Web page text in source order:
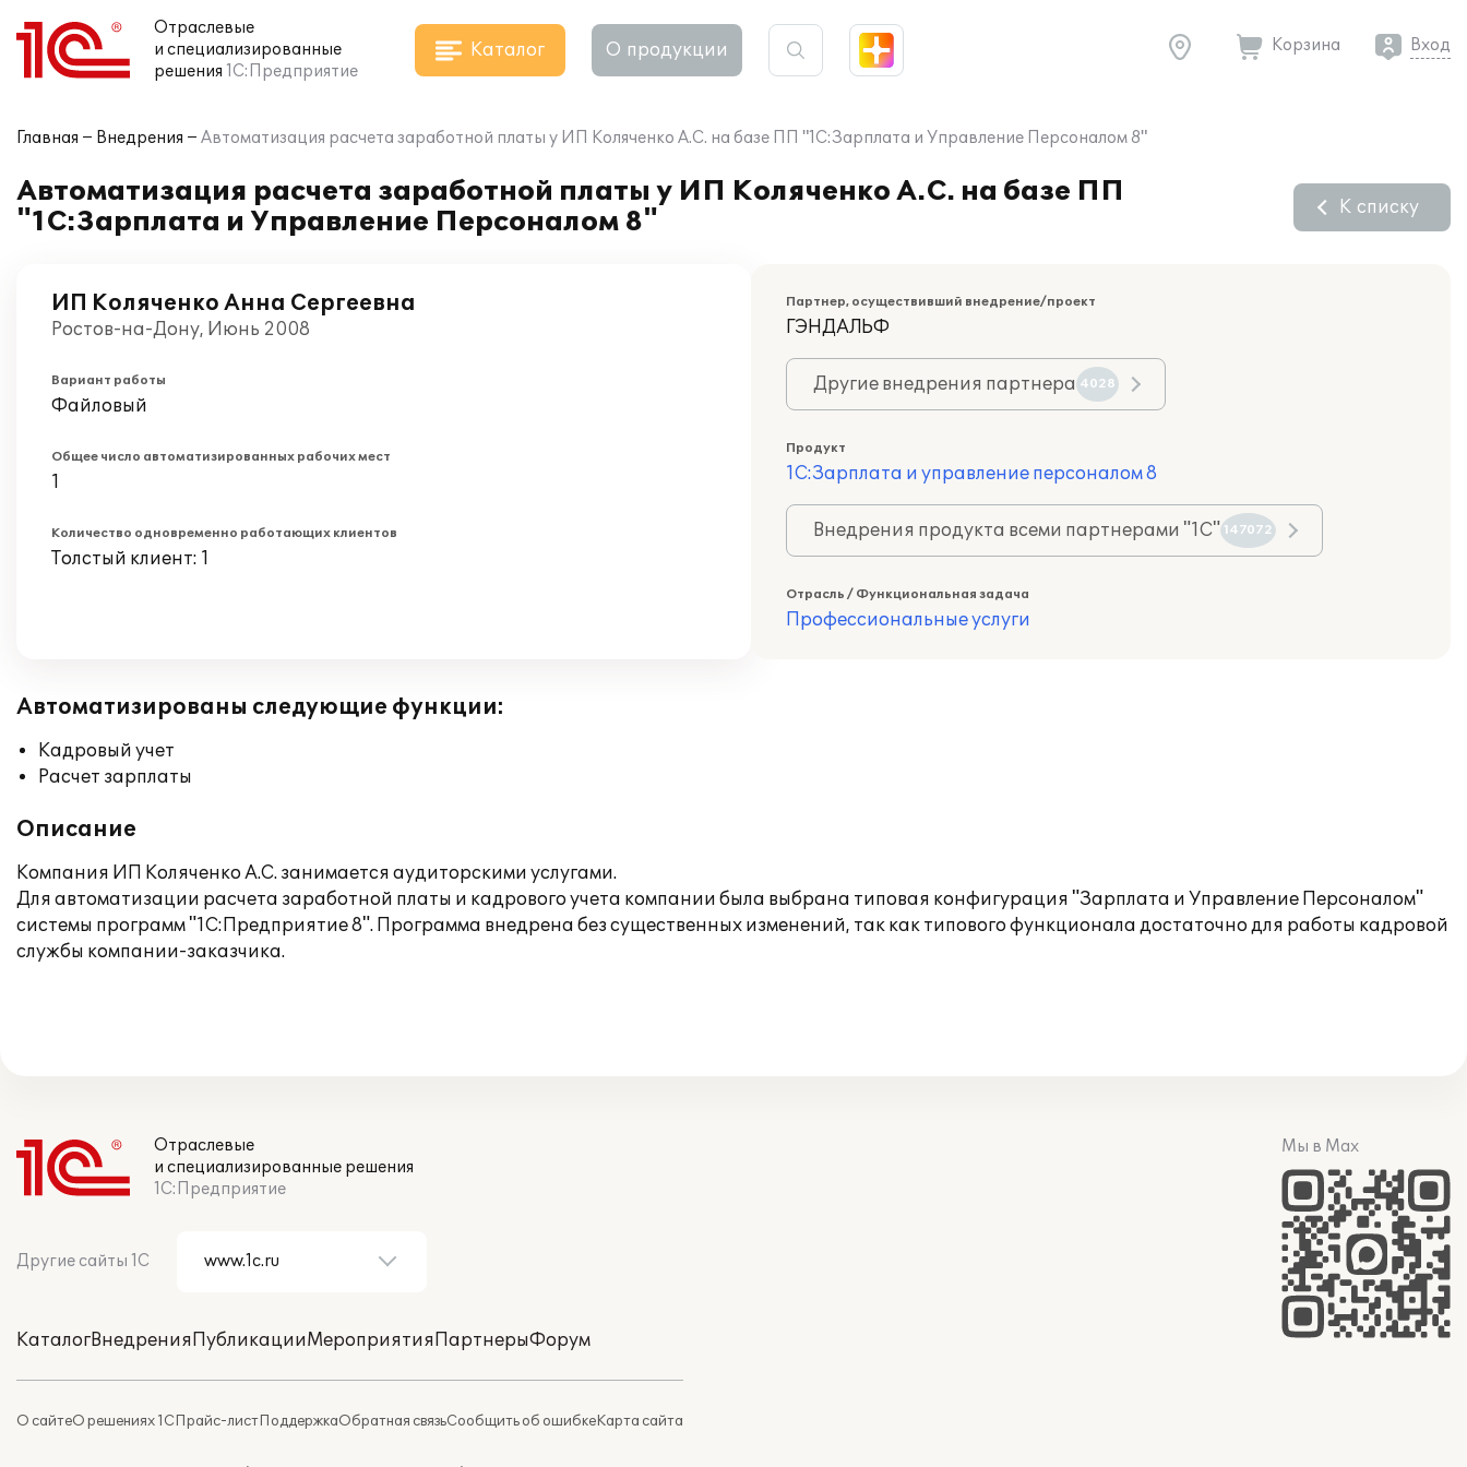
Отраслевые
и специализированные
решения 1С:Предприятие
Каталог О продукции Корзина Вход
Главная Внедрения Автоматизация расчета заработной платы у ИП Коляченко А.С. на базе ПП "1С:Зарплата и Управление Персоналом 8"
Автоматизация расчета заработной платы у ИП Коляченко А.С. на базе ПП
"1С:Зарплата и Управление Персоналом 8"
К списку
ИП Коляченко Анна Сергеевна
Ростов-на-Дону, Июнь 2008
Вариант работы
Файловый
Общее число автоматизированных рабочих мест
1
Количество одновременно работающих клиентов
Толстый клиент: 1
Партнер, осуществивший внедрение/проект
ГЭНДАЛЬФ
Другие внедрения партнера 4028
Продукт
1С:Зарплата и управление персоналом 8
Внедрения продукта всеми партнерами "1С" 147072
Отрасль / Функциональная задача
Профессиональные услуги
Автоматизированы следующие функции:
Кадровый учет
Расчет зарплаты
Описание
Компания ИП Коляченко А.С. занимается аудиторскими услугами.
Для автоматизации расчета заработной платы и кадрового учета компании была выбрана типовая конфигурация "Зарплата и Управление Персоналом"
системы программ "1С:Предприятие 8". Программа внедрена без существенных изменений, так как типового функционала достаточно для работы кадровой
службы компании-заказчика.
Отраслевые
и специализированные решения
1С:Предприятие
Другие сайты 1С
КаталогВнедренияПубликацииМероприятияПартнерыФорум
О сайтеО решениях 1СПрайс-листПоддержкаОбратная связьСообщить об ошибкеКарта сайта
Мы в Max